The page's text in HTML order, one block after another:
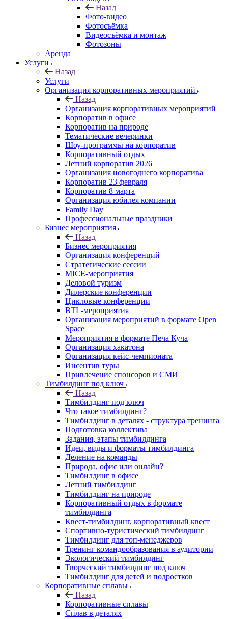
Назад
Фото-видео
Фотосъёмка
Видеосъёмка и монтаж
Фотозоны
Аренда
Услуги
Назад
Услуги
Организация корпоративных мероприятий
Назад
Организация корпоративных мероприятий
Корпоратив в офисе
Корпоратив на природе
Тематические вечеринки
Шоу-программы на корпоратив
Корпоративный отдых
Летний корпоратив 2026
Организация новогоднего корпоратива
Корпоратив 23 февраля
Корпоратив 8 марта
Организация юбилея компании
Family Day
Профессиональные праздники
Бизнес мероприятия
Назад
Бизнес мероприятия
Организация конференций
Стратегические сессии
MICE-мероприятия
Деловой туризм
Дилерские конференции
Цикловые конференции
BTL-мероприятия
Организация мероприятий в формате Open
Space
Мероприятия в формате Печа Куча
Организация хакатона
Организация кейс-чемпионата
Инсентив туры
Привлечение спонсоров и СМИ
Тимбилдинг под ключ
Назад
Тимбилдинг под ключ
Что такое тимбилдинг?
Тимбилдинг в деталях - структура тренинга
Подготовка коллектива
Задания, этапы тимбилдинга
Идеи, виды и форматы тимбилдинга
Деление на команды
Природа, офис или онлайн?
Тимбилдинг в офисе
Летний тимбилдинг
Тимбилдинг на природе
Корпоративный отдых в формате
тимбилдинга
Квест-тимбилдинг, корпоративный квест
Спортивно-туристический тимбилдинг
Тимбилдинг для топ-менеджеров
Тренинг командообразования в аудитории
Экологический тимбилдинг
Творческий тимбилдинг под ключ
Тимбилдинг для детей и подростков
Корпоративные сплавы
Назад
Корпоративные сплавы
Сплав в деталях